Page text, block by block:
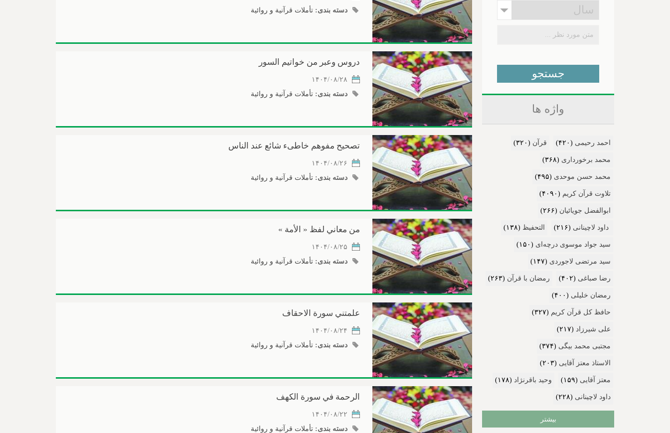
دسته بندی: تأملات قرآنیة و روائیة
دروس وعبر من خواتيم السور
۱۴۰۴/۰۸/۲۸
دسته بندی: تأملات قرآنیة و روائیة
تصحيح مفوهم خاطیء شائع عند الناس
۱۴۰۴/۰۸/۲۶
دسته بندی: تأملات قرآنیة و روائیة
من معاني لفظ « الأمة »
۱۴۰۴/۰۸/۲۵
دسته بندی: تأملات قرآنیة و روائیة
علمتني سورة الاحقاف
۱۴۰۴/۰۸/۲۴
دسته بندی: تأملات قرآنیة و روائیة
الرحمة في سورة الكهف
۱۴۰۴/۰۸/۲۲
دسته بندی: تأملات قرآنیة و روائیة
واژه ها
احمد رحیمی (۴۲۰) قرآن (۳۲۰)
محمد برخورداری (۳۶۸)
محمد حسن موحدی (۴۹۵)
تلاوت قرآن کریم (۴۰۹۰)
ابوالفضل جویائیان (۲۶۶)
داود لاچینانی (۲۱۶) التحفیظ (۱۳۸)
سید جواد موسوی درچه‌ای (۱۵۰)
سید مرتضی لاجوردی (۱۴۷)
رضا صباغی (۴۰۲) رمضان با قرآن (۲۶۳)
رمضان خلیلی (۴۰۰)
حافظ کل قرآن کریم (۳۲۷)
علی شیرزاد (۲۱۷)
مجتبی محمد بیگی (۳۷۴)
الاستاذ معتز آقایی (۲۰۳)
معتز آقایی (۱۵۹) وحید باقرنژاد (۱۷۸)
داود لاچینانی (۲۲۸)
بیشتر